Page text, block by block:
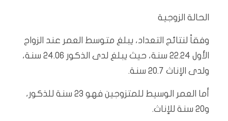
الحالة الزوجية
وفقاً لنتائج التعداد، يبلغ متوسط العمر عند الزواج
الأول 22.24 سنة، حيث يبلغ لدى الذكور 24.06 سنة،
ولدى الإناث 20.7 سنة.
أما العمر الوسيط للمتزوجين فهو 23 سنة للذكور،
و20 سنة للإناث.